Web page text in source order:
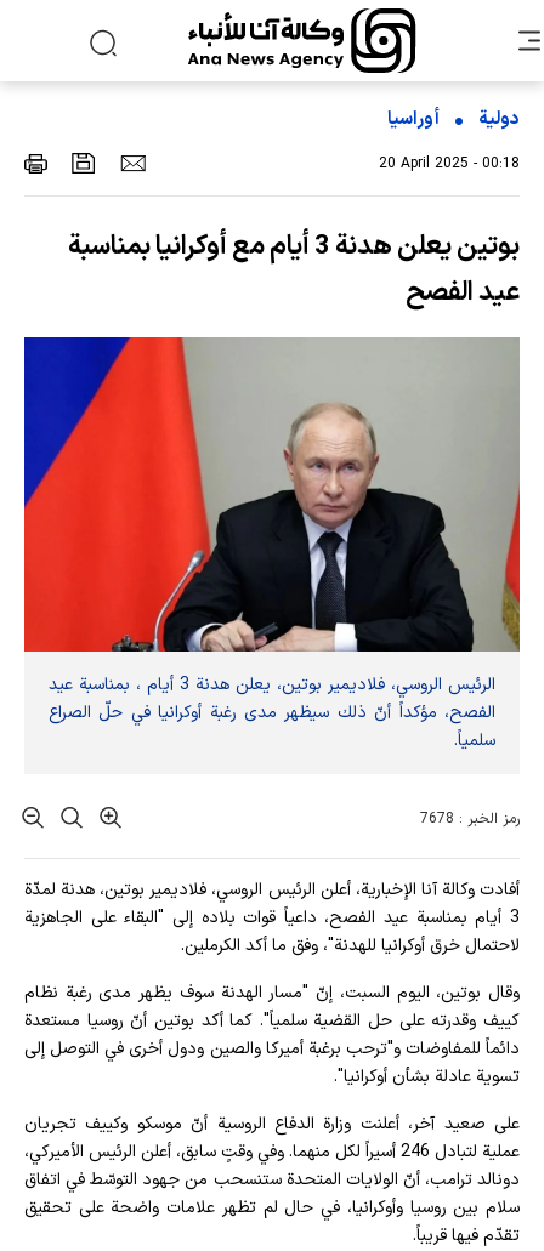
دولية أوراسیا
20 April 2025 - 00:18
بوتين يعلن هدنة 3 أيام مع أوكرانيا بمناسبة
عيد الفصح
الرئيس الروسي، فلاديمير بوتين، يعلن هدنة 3 أيام ، بمناسبة عيد
الفصح، مؤكداً أنّ ذلك سيظهر مدى رغبة أوكرانيا في حلّ الصراع
سلمياً.
رمز الخبر : 7678
أفادت وکالة آنا الإخباریة، أعلن الرئيس الروسي، فلاديمير بوتين، هدنة لمدّة
3 أيام بمناسبة عيد الفصح، داعياً قوات بلاده إلى "البقاء على الجاهزية
لاحتمال خرق أوكرانيا للهدنة"، وفق ما أكد الكرملين.
وقال بوتين، اليوم السبت، إنّ "مسار الهدنة سوف يظهر مدى رغبة نظام
كييف وقدرته على حل القضية سلمياً". كما أكد بوتين أنّ روسيا مستعدة
دائماً للمفاوضات و"ترحب برغبة أميركا والصين ودول أخرى في التوصل إلى
تسوية عادلة بشأن أوكرانيا".
على صعيد آخر، أعلنت وزارة الدفاع الروسية أنّ موسكو وكييف تجريان
عملية لتبادل 246 أسيراً لكل منهما. وفي وقتٍ سابق، أعلن الرئيس الأميركي،
دونالد ترامب، أنّ الولايات المتحدة ستنسحب من جهود التوسّط في اتفاق
سلام بين روسيا وأوكرانيا، في حال لم تظهر علامات واضحة على تحقيق
تقدّم فيها قريباً.